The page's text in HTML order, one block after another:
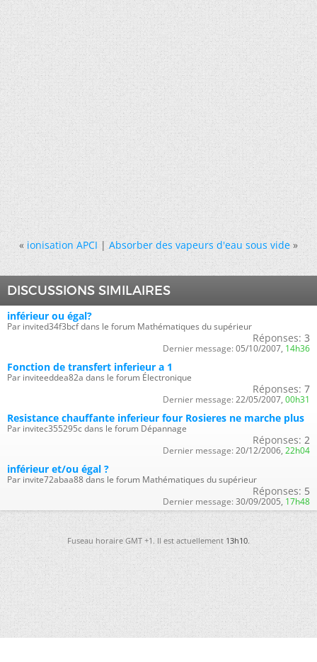
« ionisation APCI|Absorber des vapeurs d'eau sous vide »
DISCUSSIONS SIMILAIRES
inférieur ou égal?
Par invited34f3bcf dans le forum Mathématiques du supérieur
Réponses: 3
Dernier message: 05/10/2007, 14h36
Fonction de transfert inferieur a 1
Par inviteeddea82a dans le forum Électronique
Réponses: 7
Dernier message: 22/05/2007, 00h31
Resistance chauffante inferieur four Rosieres ne marche plus
Par invitec355295c dans le forum Dépannage
Réponses: 2
Dernier message: 20/12/2006, 22h04
inférieur et/ou égal ?
Par invite72abaa88 dans le forum Mathématiques du supérieur
Réponses: 5
Dernier message: 30/09/2005, 17h48
Fuseau horaire GMT +1. Il est actuellement13h10.